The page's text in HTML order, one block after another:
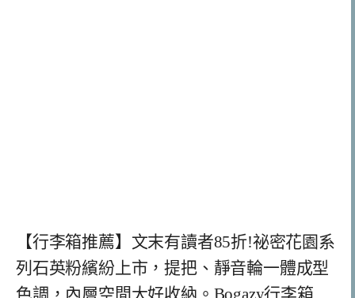
【行李箱推薦】文末有讀者85折!祕密花園系
列石英粉繽紛上市，提把、靜音輪一體成型
色調，內層空間大好收納。Bogazy行李箱